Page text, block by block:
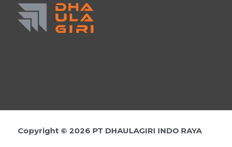
Copyright © 2026 PT DHAULAGIRI INDO RAYA